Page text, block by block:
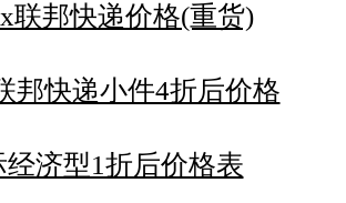
联邦快递价格(重货)
邦快递小件4折后价格
经济型1折后价格表